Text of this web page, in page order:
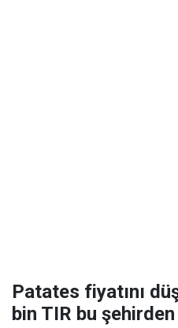
Patates fiyatını
bin TIR bu